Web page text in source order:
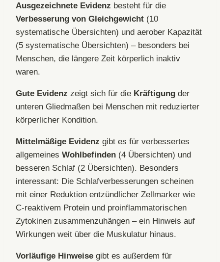
Ausgezeichnete Evidenz besteht für die
Verbesserung von Gleichgewicht (10
systematische Übersichten) und aerober Kapazität
(5 systematische Übersichten) – besonders bei
Menschen, die längere Zeit körperlich inaktiv
waren.
Gute Evidenz zeigt sich für die Kräftigung der
unteren Gliedmaßen bei Menschen mit reduzierter
körperlicher Kondition.
Mittelmäßige Evidenz gibt es für verbessertes
allgemeines Wohlbefinden (4 Übersichten) und
besseren Schlaf (2 Übersichten). Besonders
interessant: Die Schlafverbesserungen scheinen
mit einer Reduktion entzündlicher Zellmarker wie
C-reaktivem Protein und proinflammatorischen
Zytokinen zusammenzuhängen – ein Hinweis auf
Wirkungen weit über die Muskulatur hinaus.
Vorläufige Hinweise gibt es außerdem für